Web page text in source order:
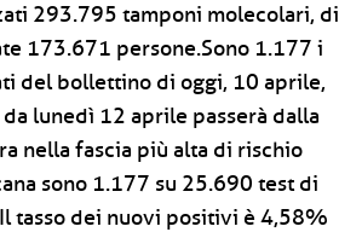
293.795 tamponi molecolari, di
173.671 persone.Sono 1.177 i
del bollettino di oggi, 10 aprile,
lunedì 12 aprile passerà dalla
nella fascia più alta di rischio
sono 1.177 su 25.690 test di
tasso dei nuovi positivi è 4,58%